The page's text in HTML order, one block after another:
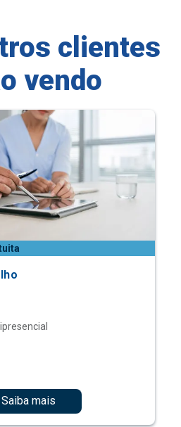
clientes
vendo
Saiba mais